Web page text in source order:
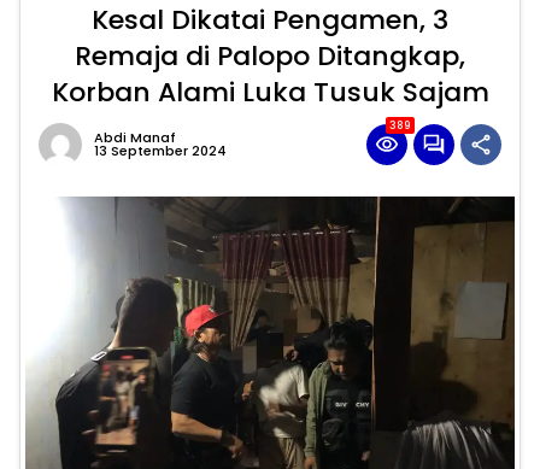
Kesal Dikatai Pengamen, 3
Remaja di Palopo Ditangkap,
Korban Alami Luka Tusuk Sajam
Abdi Manaf
13 September 2024
389